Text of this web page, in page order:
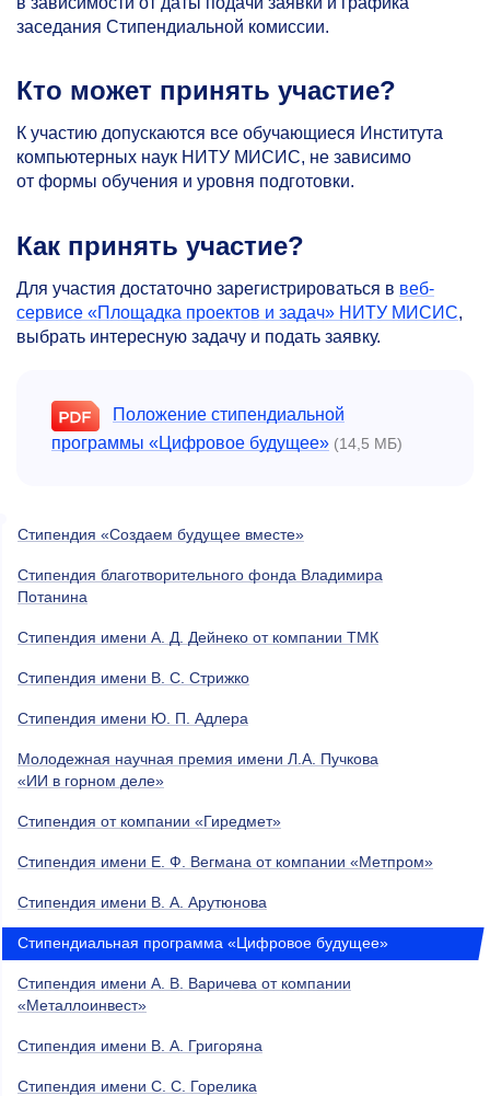
заседания Стипендиальной комиссии.
Кто может принять участие?
К участию допускаются все обучающиеся Института
компьютерных наук НИТУ МИСИС, не зависимо
от формы обучения и уровня подготовки.
Как принять участие?
Для участия достаточно зарегистрироваться в веб-
сервисе «Площадка проектов и задач» НИТУ МИСИС,
выбрать интересную задачу и подать заявку.
Положение стипендиальной
программы «Цифровое будущее» (14,5 МБ)
Стипендия «Создаем будущее вместе»
Стипендия благотворительного фонда Владимира
Потанина
Cтипендия имени А. Д. Дейнеко от компании ТМК
Стипендия имени В. С. Стрижко
Стипендия имени Ю. П. Адлера
Молодежная научная премия имени Л.А. Пучкова
«ИИ в горном деле»
Стипендия от компании «Гиредмет»
Стипендия имени Е. Ф. Вегмана от компании «Метпром»
Стипендия имени В. А. Арутюнова
Стипендиальная программа «Цифровое будущее»
Стипендия имени А. В. Варичева от компании
«Металлоинвест»
Стипендия имени В. А. Григоряна
Стипендия имени С. С. Горелика